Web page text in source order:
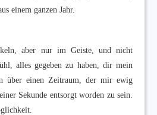
einem ganzen Jahr.
aber nur im Geiste, und nicht
alles gegeben zu haben, dir mein
über einen Zeitraum, der mir ewig
Sekunde entsorgt worden zu sein.